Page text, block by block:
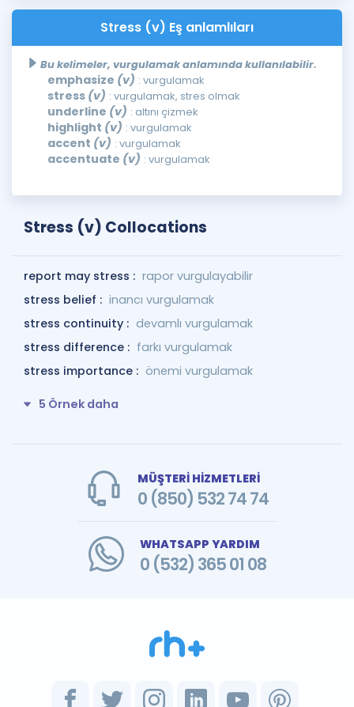
Stress (v) Eş anlamlıları
Bu kelimeler, vurgulamak anlamında kullanılabilir.
emphasize (v) : vurgulamak
stress (v) : vurgulamak, stres olmak
underline (v) : altını çizmek
highlight (v) : vurgulamak
accent (v) : vurgulamak
accentuate (v) : vurgulamak
Stress (v) Collocations
report may stress : rapor vurgulayabilir
stress belief : inancı vurgulamak
stress continuity : devamlı vurgulamak
stress difference : farkı vurgulamak
stress importance : önemi vurgulamak
5 Örnek daha
MÜŞTERİ HİZMETLERİ
0 (850) 532 74 74
WHATSAPP YARDIM
0 (532) 365 01 08